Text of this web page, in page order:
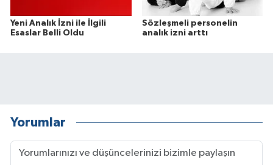
Yeni Analık İzni ile İlgili
Esaslar Belli Oldu
Sözleşmeli personelin
analık izni arttı
Yorumlar